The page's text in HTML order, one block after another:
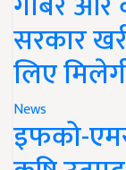
सरकार
लिए
News
इफको-